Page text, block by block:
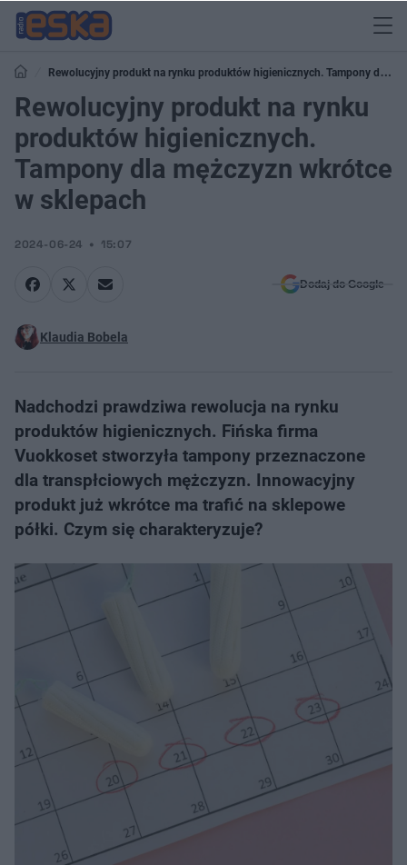
Rewolucyjny produkt na rynku produktów higienicznych. Tampony dla
mężczyzn wkrótce w sklepach
Rewolucyjny produkt na rynku
produktów higienicznych.
Tampony dla mężczyzn wkrótce
w sklepach
2024-06-24 15:07
Dodaj do Google
Klaudia Bobela
Nadchodzi prawdziwa rewolucja na rynku
produktów higienicznych. Fińska firma
Vuokkoset stworzyła tampony przeznaczone
dla transpłciowych mężczyzn. Innowacyjny
produkt już wkrótce ma trafić na sklepowe
półki. Czym się charakteryzuje?